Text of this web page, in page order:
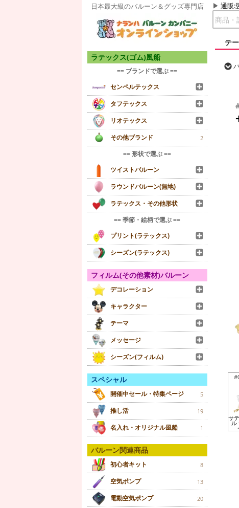
日本最大級のバルーン＆グッズ専門店 通販:
テ
ラテックス(ゴム)風船
== ブランドで選ぶ ==
センペルテックス
タフテックス
リオテックス
その他ブランド
2
== 形状で選ぶ ==
ツイストバルーン
ラウンドバルーン(無地)
ラテックス・その他形状
== 季節・絵柄で選ぶ ==
プリント(ラテックス)
シーズン(ラテックス)
フィルム(その他素材)バルーン
デコレーション
キャラクター
テーマ
メッセージ
シーズン(フィルム)
スペシャル
開催中セール・特集ページ 5
推し活 19
名入れ・オリジナル風船 1
バルーン関連商品
初心者キット 8
空気ポンプ 13
電動空気ポンプ 20
サ
ル